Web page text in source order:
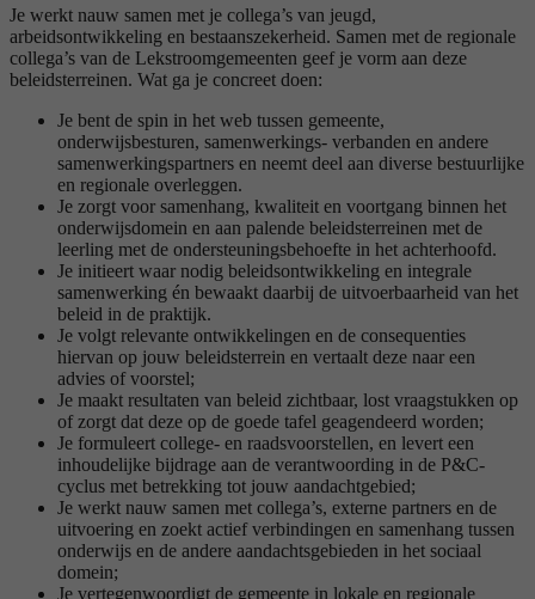
Je werkt nauw samen met je collega’s van jeugd,
arbeidsontwikkeling en bestaanszekerheid. Samen met de regionale
collega’s van de Lekstroomgemeenten geef je vorm aan deze
beleidsterreinen. Wat ga je concreet doen:
Je bent de spin in het web tussen gemeente,
onderwijsbesturen, samenwerkings- verbanden en andere
samenwerkingspartners en neemt deel aan diverse bestuurlijke
en regionale overleggen.
Je zorgt voor samenhang, kwaliteit en voortgang binnen het
onderwijsdomein en aan palende beleidsterreinen met de
leerling met de ondersteuningsbehoefte in het achterhoofd.
Je initieert waar nodig beleidsontwikkeling en integrale
samenwerking én bewaakt daarbij de uitvoerbaarheid van het
beleid in de praktijk.
Je volgt relevante ontwikkelingen en de consequenties
hiervan op jouw beleidsterrein en vertaalt deze naar een
advies of voorstel;
Je maakt resultaten van beleid zichtbaar, lost vraagstukken op
of zorgt dat deze op de goede tafel geagendeerd worden;
Je formuleert college- en raadsvoorstellen, en levert een
inhoudelijke bijdrage aan de verantwoording in de P&C-
cyclus met betrekking tot jouw aandachtgebied;
Je werkt nauw samen met collega’s, externe partners en de
uitvoering en zoekt actief verbindingen en samenhang tussen
onderwijs en de andere aandachtsgebieden in het sociaal
domein;
Je vertegenwoordigt de gemeente in lokale en regionale